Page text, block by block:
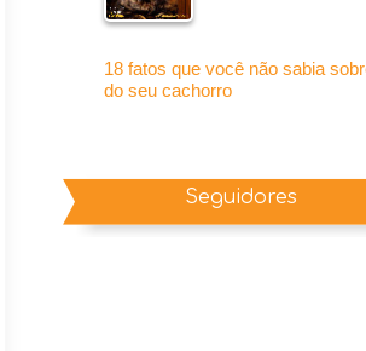
18 fatos que você não sabia
do seu cachorro
Seguidores